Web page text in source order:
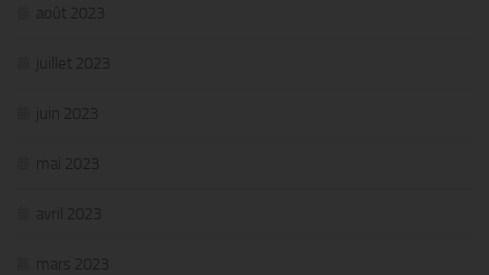
août 2023
juillet 2023
juin 2023
mai 2023
avril 2023
mars 2023